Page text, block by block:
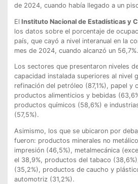
de 2024, cuando había llegado a un
El Instituto Nacional de Estadísticas y
los datos sobre el porcentaje de
país, que cayó a nivel interanual en la
mes de 2024, cuando alcanzó un 56,7%.
Los sectores que presentaron niveles
capacidad instalada superiores al nivel
refinación del petróleo (87,1%), papel y
productos alimenticios y bebidas
productos químicos (58,6%) e
(57,5%).
Asimismo, los que se ubicaron por
fueron: productos minerales no
impresión (46,5%), metalmecánica
el 38,9%, productos del tabaco
(35,2%), productos de caucho y
automotriz (31,2%).